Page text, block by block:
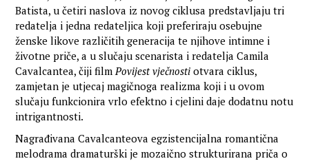
Batista, u četiri naslova iz novog ciklusa predstavljaju tri
redatelja i jedna redateljica koji preferiraju osebujne
ženske likove različitih generacija te njihove intimne i
životne priče, a u slučaju scenarista i redatelja Camila
Cavalcantea, čiji filmPovijest vječnostiotvara ciklus,
zamjetan je utjecaj magičnoga realizma koji i u ovom
slučaju funkcionira vrlo efektno i cjelini daje dodatnu notu
intrigantnosti.
Nagrađivana Cavalcanteova egzistencijalna romantična
melodrama dramaturški je mozaično strukturirana priča o